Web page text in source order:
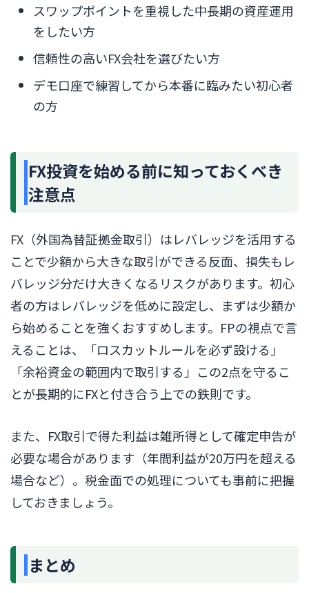
スワップポイントを重視した中長期の資産運用
をしたい方
信頼性の高いFX会社を選びたい方
デモ口座で練習してから本番に臨みたい初心者
の方
FX投資を始める前に知っておくべき
注意点
FX（外国為替証拠金取引）はレバレッジを活用する
ことで少額から大きな取引ができる反面、損失もレ
バレッジ分だけ大きくなるリスクがあります。初心
者の方はレバレッジを低めに設定し、まずは少額か
ら始めることを強くおすすめします。FPの視点で言
えることは、「ロスカットルールを必ず設ける」
「余裕資金の範囲内で取引する」この2点を守るこ
とが長期的にFXと付き合う上での鉄則です。
また、FX取引で得た利益は雑所得として確定申告が
必要な場合があります（年間利益が20万円を超える
場合など）。税金面での処理についても事前に把握
しておきましょう。
まとめ